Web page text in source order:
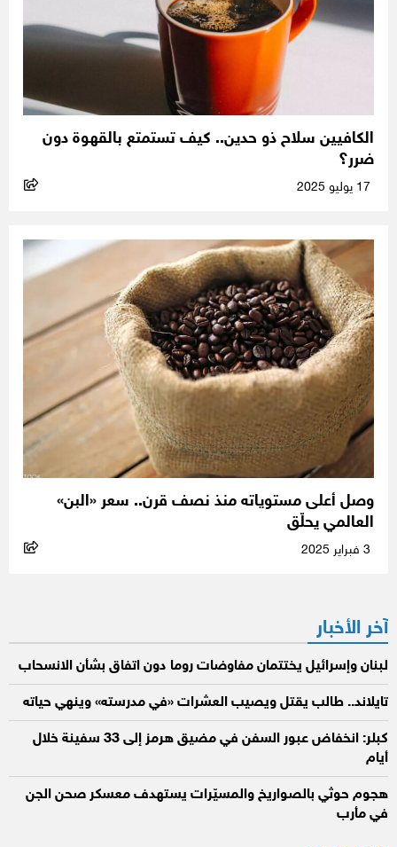
الكافيين سلاح ذو حدين.. كيف تستمتع بالقهوة دون
ضرر؟
وصل أعلى مستوياته منذ نصف قرن.. سعر «البن»
العالمي يحلّق
آخر الأخبار
لبنان وإسرائيل يختتمان مفاوضات روما دون اتفاق بشأن الانسحاب
تايلاند.. طالب يقتل ويصيب العشرات «في مدرسته» وينهي حياته
كبلر: انخفاض عبور السفن في مضيق هرمز إلى 33 سفينة خلال
أيام
هجوم حوثي بالصواريخ والمسيّرات يستهدف معسكر صحن الجن
في مأرب